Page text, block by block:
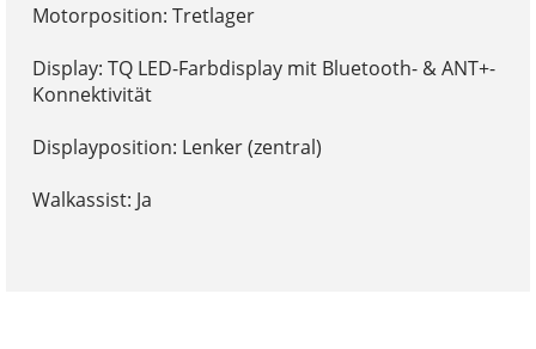
Motorposition: Tretlager
Display: TQ LED-Farbdisplay mit Bluetooth- & ANT+-
Konnektivität
Displayposition: Lenker (zentral)
Walkassist: Ja